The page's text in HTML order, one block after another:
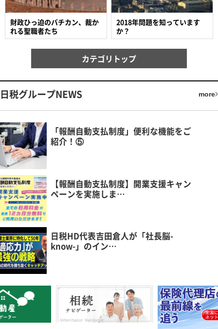
2018年問題を知っています
か？
財政ひっ迫のバチカン、裁か
れる聖職者たち
カテゴリトップ
日税グループNEWS more
「報酬自動支払制度」便利な機能をご
紹介！⑤
【報酬自動支払制度】開業支援キャン
ペーンを実施しま…
日税HD代表吉田倉人が「社長脳-
know-」のイン…